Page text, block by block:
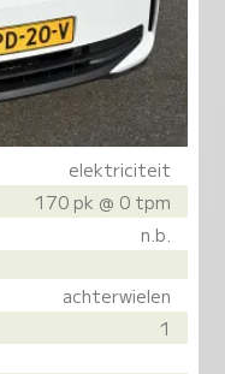
elektriciteit
170 pk @ 0 tpm
n.b.
achterwielen
1